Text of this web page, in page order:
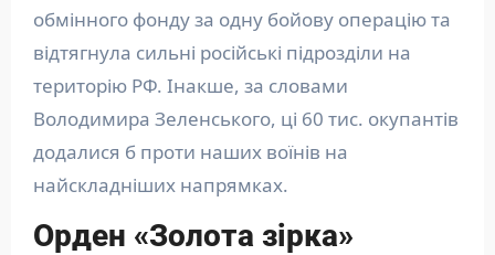
обмінного фонду за одну бойову операцію та
відтягнула сильні російські підрозділи на
територію РФ. Інакше, за словами
Володимира Зеленського, ці 60 тис. окупантів
додалися б проти наших воїнів на
найскладніших напрямках.
Орден «Золота зірка»